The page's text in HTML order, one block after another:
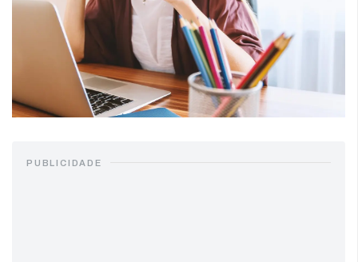
PUBLICIDADE